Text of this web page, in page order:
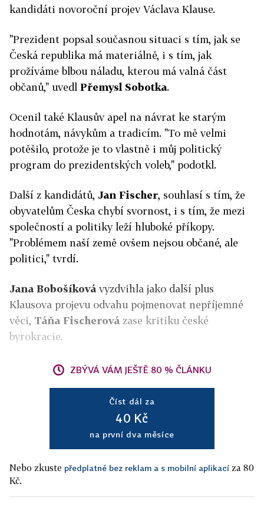
kandidáti novoroční projev Václava Klause.
"Prezident popsal současnou situaci s tím, jak se
Česká republika má materiálně, i s tím, jak
prožíváme blbou náladu, kterou má valná část
občanů," uvedl Přemysl Sobotka.
Ocenil také Klausův apel na návrat ke starým
hodnotám, návykům a tradicím. "To mě velmi
potěšilo, protože je to vlastně i můj politický
program do prezidentských voleb," podotkl.
Další z kandidátů, Jan Fischer, souhlasí s tím, že
obyvatelům Česka chybí svornost, i s tím, že mezi
společností a politiky leží hluboké příkopy.
"Problémem naší země ovšem nejsou občané, ale
politici," tvrdí.
Jana Bobošíková vyzdvihla jako další plus
Klausova projevu odvahu pojmenovat nepříjemné
věci, Táňa Fischerová zase kritiku české
byrokracie.
ZBÝVÁ VÁM JEŠTĚ 80 % ČLÁNKU
Číst dál za
40 Kč
na první dva měsíce
Nebo zkuste předplatné bez reklam a s mobilní aplikací za 80
Kč.